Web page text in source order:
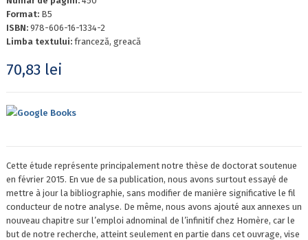
Format: B5
ISBN: 978-606-16-1334-2
Limba textului: franceză, greacă
70,83 lei
Google Books
Cette étude représente principalement notre thèse de doctorat soutenue
en février 2015. En vue de sa publication, nous avons surtout essayé de
mettre à jour la bibliographie, sans modifier de manière significative le fil
conducteur de notre analyse. De même, nous avons ajouté aux annexes un
nouveau chapitre sur l’emploi adnominal de l’infinitif chez Homère, car le
but de notre recherche, atteint seulement en partie dans cet ouvrage, vise